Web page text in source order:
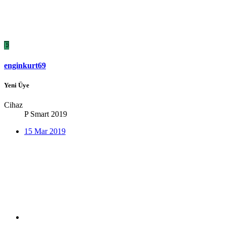
E
enginkurt69
Yeni Üye
Cihaz
P Smart 2019
15 Mar 2019